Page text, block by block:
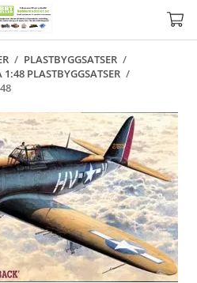
/ PLASTBYGGSATSER /
1:48 PLASTBYGGSATSER /